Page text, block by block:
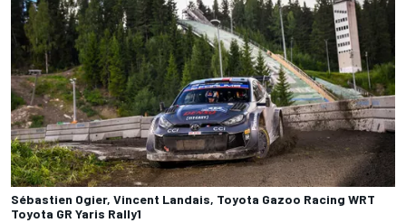
Sébastien Ogier, Vincent Landais, Toyota Gazoo Racing WRT
Toyota GR Yaris Rally1